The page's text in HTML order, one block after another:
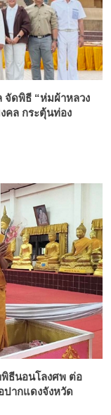
จัดพิธี “ห่มผ้าหลวง
คล กระตุ้นท่อง
พิธีนอนโลงศพ ต่อ
ปากแดงจังหวัด